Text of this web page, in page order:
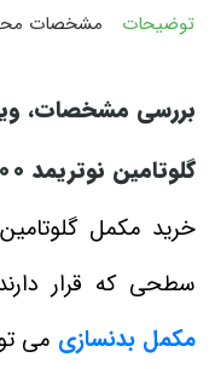
توضیحات مشخصات
بررسی مشخصات،
گلوتامین نوتریمد 300 گرم
خرید مکمل
سطحی که قرار
مکمل بدنسازی می‌